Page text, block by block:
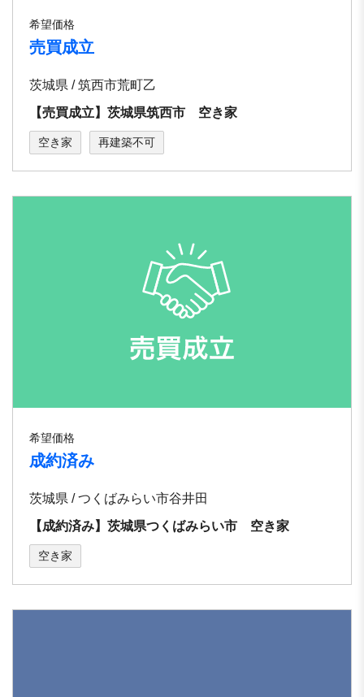
希望価格
売買成立
茨城県 / 筑西市荒町乙
【売買成立】茨城県筑西市 空き家
空き家 再建築不可
希望価格
成約済み
茨城県 / つくばみらい市谷井田
【成約済み】茨城県つくばみらい市 空き家
空き家